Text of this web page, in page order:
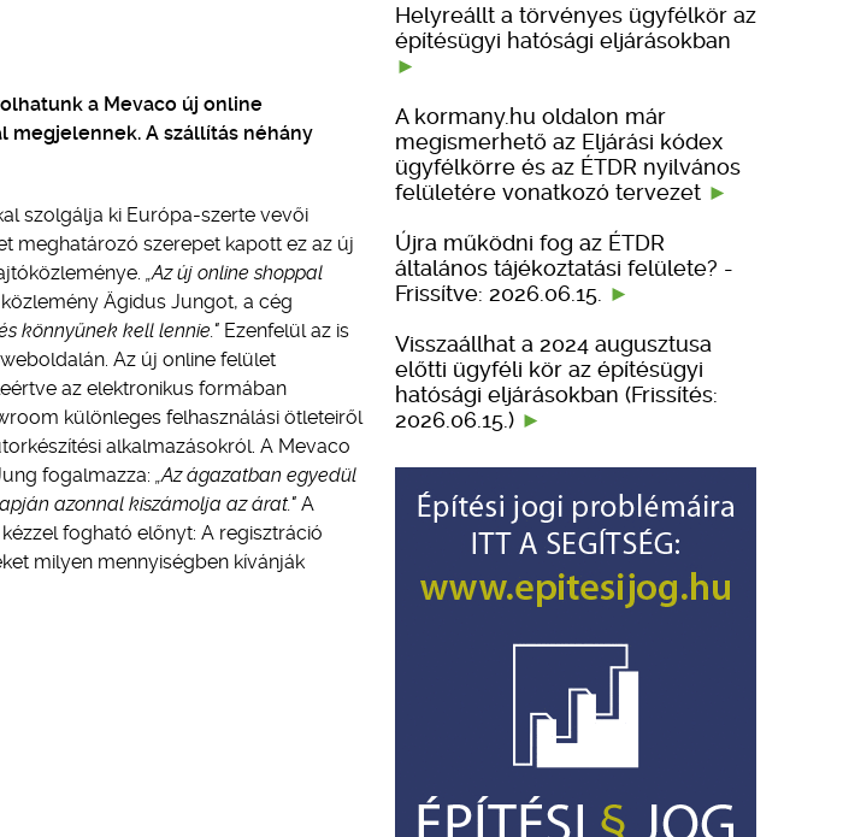
a Mevaco új online
megjelennek. A szállítás néhány
szolgálja ki Európa-szerte vevői
meghatározó szerepet kapott ez az új
„Az új online shoppal
közlemény Ägidus Jungot, a cég
könnyűnek kell lennie." Ezenfelül az is
Az új online felület
az elektronikus formában
különleges felhasználási ötleteiről
alkalmazásokról. A Mevaco
fogalmazza: „Az ágazatban egyedül
azonnal kiszámolja az árat." A
fogható előnyt: A regisztráció
milyen mennyiségben kívánják
Helyreállt a törvényes ügyfélkör az
építésügyi hatósági eljárásokban
A kormany.hu oldalon már
megismerhető az Eljárási kódex
ügyfélkörre és az ÉTDR nyilvános
felületére vonatkozó tervezet
Újra működni fog az ÉTDR
általános tájékoztatási felülete? -
Frissítve: 2026.06.15.
Visszaállhat a 2024 augusztusa
előtti ügyféli kör az építésügyi
hatósági eljárásokban (Frissítés:
2026.06.15.)